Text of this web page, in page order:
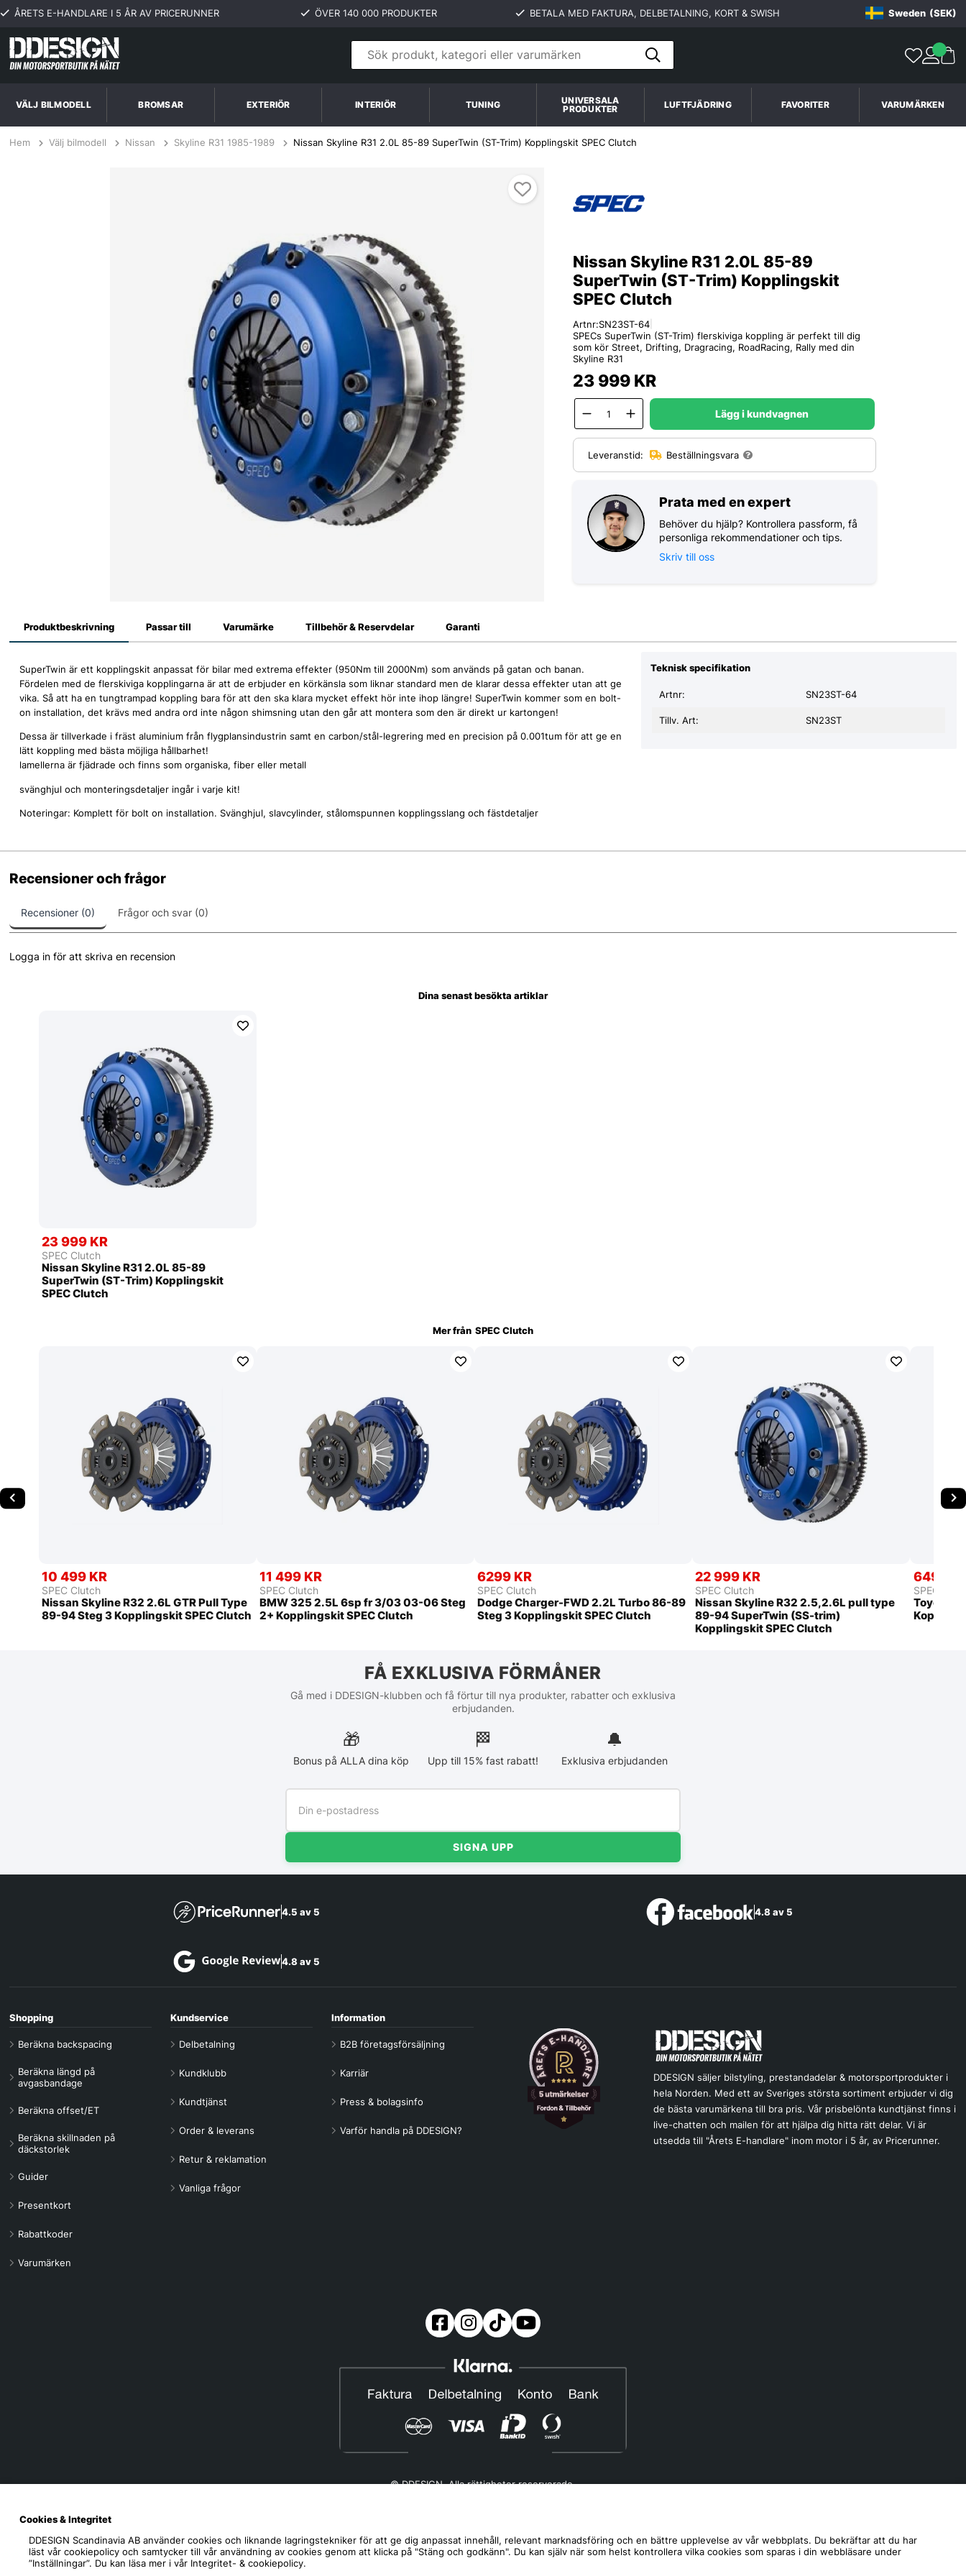
ÅRETS E-HANDLARE I 5 ÅR AV PRICERUNNER ÖVER 140 000 PRODUKTER BETALA MED FAKTURA, DELBETALNING, KORT & SWISH Sweden (SEK)
VÄLJ BILMODELL BROMSAR EXTERIÖR INTERIÖR TUNING
UNIVERSALA
PRODUKTER
LUFTFJÄDRING FAVORITER VARUMÄRKEN
Hem Välj bilmodell Nissan Skyline R31 1985-1989 Nissan Skyline R31 2.0L 85-89 SuperTwin (ST-Trim) Kopplingskit SPEC Clutch
Nissan Skyline R31 2.0L 85-89
SuperTwin (ST-Trim) Kopplingskit
SPEC Clutch
Artnr:SN23ST-64
SPECs SuperTwin (ST-Trim) flerskiviga koppling är perfekt till dig
som kör Street, Drifting, Dragracing, RoadRacing, Rally med din
Skyline R31
23 999 KR
Lägg i kundvagnen
Leveranstid: Beställningsvara
Prata med en expert
Behöver du hjälp? Kontrollera passform, få
personliga rekommendationer och tips.
Skriv till oss
Produktbeskrivning
SuperTwin är ett kopplingskit anpassat för bilar med extrema effekter (950Nm till 2000Nm) som används på gatan och banan.
Fördelen med de flerskiviga kopplingarna är att de erbjuder en körkänsla som liknar standard men de klarar dessa effekter utan att ge
vika. Så att ha en tungtrampad koppling bara för att den ska klara mycket effekt hör inte ihop längre! SuperTwin kommer som en bolt-
on installation, det krävs med andra ord inte någon shimsning utan den går att montera som den är direkt ur kartongen!
Dessa är tillverkade i fräst aluminium från flygplansindustrin samt en carbon/stål-legrering med en precision på 0.001tum för att ge en
lätt koppling med bästa möjliga hållbarhet!
lamellerna är fjädrade och finns som organiska, fiber eller metall
svänghjul och monteringsdetaljer ingår i varje kit!
Noteringar: Komplett för bolt on installation. Svänghjul, slavcylinder, stålomspunnen kopplingsslang och fästdetaljer
Teknisk specifikation
Tillv. Art: SN23ST
Artnr: SN23ST-64
Passar till Varumärke Tillbehör & Reservdelar Garanti
Recensioner och frågor
Recensioner (0) Frågor och svar (0)
Logga in för att skriva en recension
Dina senast besökta artiklar
23 999 KR
SPEC Clutch
Nissan Skyline R31 2.0L 85-89
SuperTwin (ST-Trim) Kopplingskit
SPEC Clutch
Mer från SPEC Clutch
10 499 KR
SPEC Clutch
Nissan Skyline R32 2.6L GTR Pull Type
89-94 Steg 3 Kopplingskit SPEC Clutch
11 499 KR
SPEC Clutch
BMW 325 2.5L 6sp fr 3/03 03-06 Steg
2+ Kopplingskit SPEC Clutch
6299 KR
SPEC Clutch
Dodge Charger-FWD 2.2L Turbo 86-89
Steg 3 Kopplingskit SPEC Clutch
22 999 KR
SPEC Clutch
Nissan Skyline R32 2.5,2.6L pull type
89-94 SuperTwin (SS-trim)
Kopplingskit SPEC Clutch
6499
SPEC
Toyota
FÅ EXKLUSIVA FÖRMÅNER
Gå med i DDESIGN-klubben och få förtur till nya produkter, rabatter och exklusiva
erbjudanden.
🎁
Bonus på ALLA dina köp
🏁︎
Upp till 15% fast rabatt!
🔔
Exklusiva erbjudanden
SIGNA UPP
4.5 av 5 4.8 av 5
4.8 av 5
Shopping
Beräkna backspacing
Beräkna längd på
avgasbandage
Beräkna offset/ET
Beräkna skillnaden på
däckstorlek
Guider
Presentkort
Rabattkoder
Varumärken
Kundservice
Delbetalning
Kundklubb
Kundtjänst
Order & leverans
Retur & reklamation
Vanliga frågor
Information
B2B företagsförsäljning
Karriär
Press & bolagsinfo
Varför handla på DDESIGN?
DDESIGN säljer bilstyling, prestandadelar & motorsportprodukter i
hela Norden. Med ett av Sveriges största sortiment erbjuder vi dig
de bästa varumärkena till bra pris. Vår prisbelönta kundtjänst finns i
live-chatten och mailen för att hjälpa dig hitta rätt delar. Vi är
utsedda till "Årets E-handlare" inom motor i 5 år, av Pricerunner.
© DDESIGN. Alla rättigheter reserverade.
Helgfria vardagar 10:00-12:00
Cookies & Integritet
DDESIGN Scandinavia AB använder cookies och liknande lagringstekniker för att ge dig anpassat innehåll, relevant marknadsföring och en bättre upplevelse av vår webbplats. Du bekräftar att du har
läst vår cookiepolicy och samtycker till vår användning av cookies genom att klicka på "Stäng och godkänn". Du kan själv när som helst kontrollera vilka cookies som sparas i din webbläsare under
”Inställningar”. Du kan läsa mer i vår Integritet- & cookiepolicy.